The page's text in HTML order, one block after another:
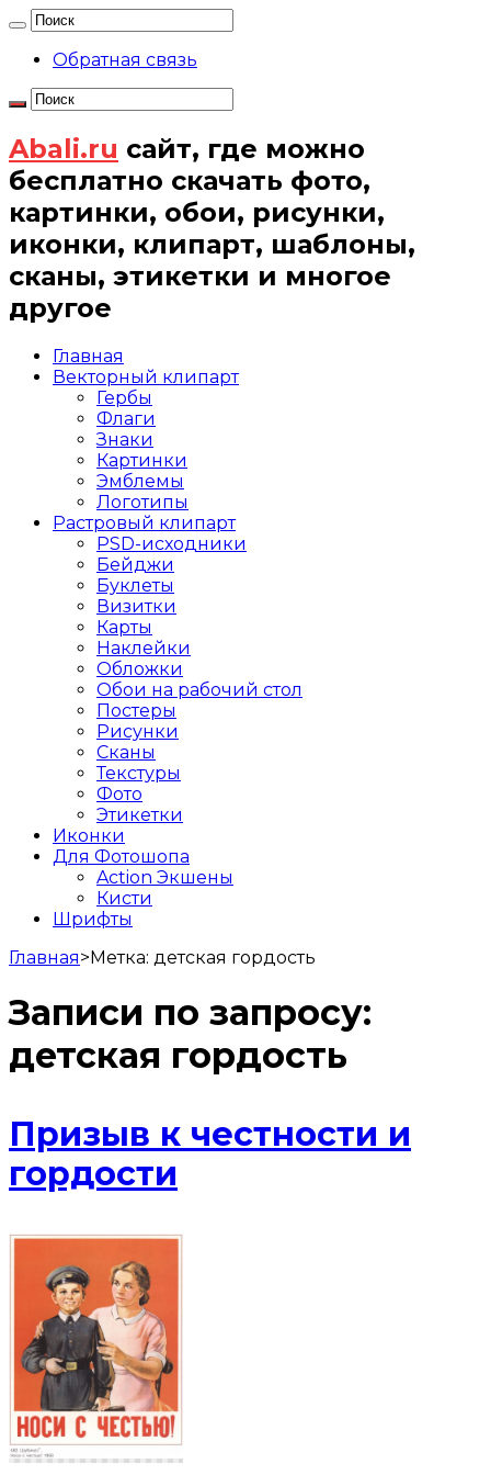
Обратная связь
Abali.ru сайт, где можно
бесплатно скачать фото,
картинки, обои, рисунки,
иконки, клипарт, шаблоны,
сканы, этикетки и многое
другое
Главная
Векторный клипарт
Гербы
Флаги
Знаки
Картинки
Эмблемы
Логотипы
Растровый клипарт
PSD-исходники
Бейджи
Буклеты
Визитки
Карты
Наклейки
Обложки
Обои на рабочий стол
Постеры
Рисунки
Сканы
Текстуры
Фото
Этикетки
Иконки
Для Фотошопа
Action Экшены
Кисти
Шрифты
Главная>Метка: детская гордость
Записи по запросу:
детская гордость
Призыв к честности и
гордости